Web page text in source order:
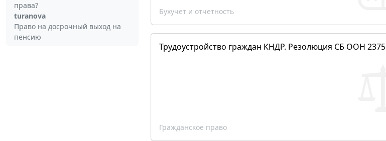
права?
turanova
Право на досрочный выход на
пенсию
Бухучет и отчетность
Трудоустройство граждан КНДР. Резолюция СБ ООН 2375
Гражданское право